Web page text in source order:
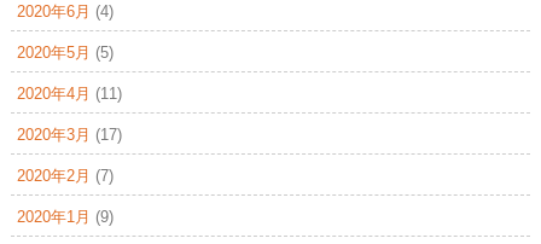
2020年6月 (4)
2020年5月 (5)
2020年4月 (11)
2020年3月 (17)
2020年2月 (7)
2020年1月 (9)